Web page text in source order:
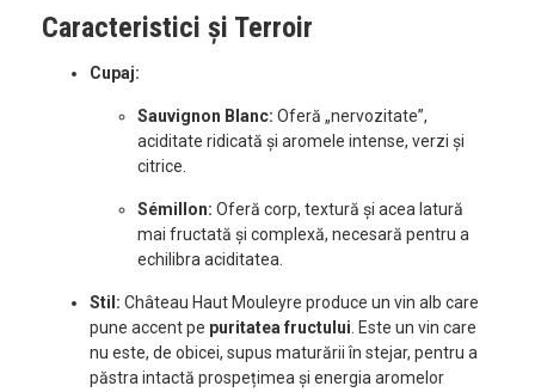
Caracteristici și Terroir
Cupaj:
Sauvignon Blanc: Oferă „nervozitate”,
aciditate ridicată și aromele intense, verzi și
citrice.
Sémillon: Oferă corp, textură și acea latură
mai fructată și complexă, necesară pentru a
echilibra aciditatea.
Stil: Château Haut Mouleyre produce un vin alb care
pune accent pe puritatea fructului. Este un vin care
nu este, de obicei, supus maturării în stejar, pentru a
păstra intactă prospețimea și energia aromelor